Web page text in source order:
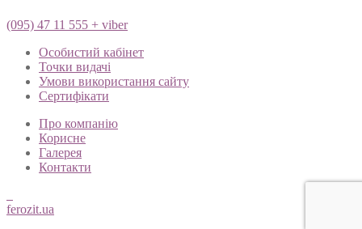
(095) 47 11 555 + viber
Особистий кабінет
Точки видачі
Умови використання сайту
Сертифікати
Про компанію
Корисне
Галерея
Контакти
ferozit.ua